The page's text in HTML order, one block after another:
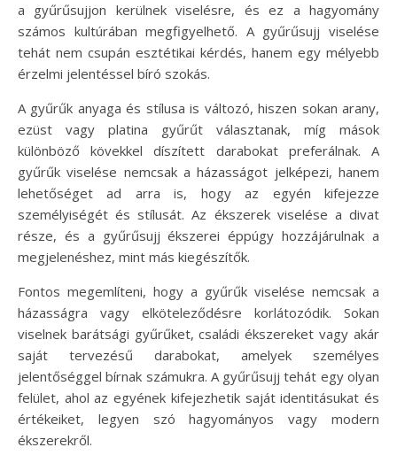
a gyűrűsujjon kerülnek viselésre, és ez a hagyomány
számos kultúrában megfigyelhető. A gyűrűsujj viselése
tehát nem csupán esztétikai kérdés, hanem egy mélyebb
érzelmi jelentéssel bíró szokás.
A gyűrűk anyaga és stílusa is változó, hiszen sokan arany,
ezüst vagy platina gyűrűt választanak, míg mások
különböző kövekkel díszített darabokat preferálnak. A
gyűrűk viselése nemcsak a házasságot jelképezi, hanem
lehetőséget ad arra is, hogy az egyén kifejezze
személyiségét és stílusát. Az ékszerek viselése a divat
része, és a gyűrűsujj ékszerei éppúgy hozzájárulnak a
megjelenéshez, mint más kiegészítők.
Fontos megemlíteni, hogy a gyűrűk viselése nemcsak a
házasságra vagy elköteleződésre korlátozódik. Sokan
viselnek barátsági gyűrűket, családi ékszereket vagy akár
saját tervezésű darabokat, amelyek személyes
jelentőséggel bírnak számukra. A gyűrűsujj tehát egy olyan
felület, ahol az egyének kifejezhetik saját identitásukat és
értékeiket, legyen szó hagyományos vagy modern
ékszerekről.